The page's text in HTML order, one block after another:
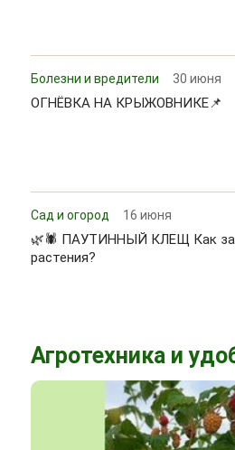
Болезни и вредители 30 июня
ОГНЁВКА НА КРЫЖОВНИКЕ📌
Сад и огород 16 июня
🌿🕷 ПАУТИННЫЙ КЛЕЩ Как
растения?
Агротехника и